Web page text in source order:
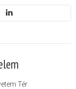
Tér